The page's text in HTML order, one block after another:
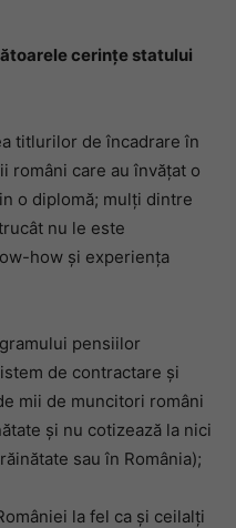
cerinţe statului
titlurilor de încadrare în
români care au învăţat o
o diplomă; mulţi dintre
nu le este
how şi experienţa
pensiilor
de contractare şi
mii de muncitori români
şi nu cotizează la nici
sau în România);
la fel ca şi ceilalţi